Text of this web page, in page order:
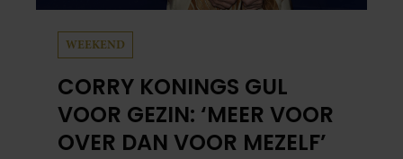
WEEKEND
CORRY KONINGS GUL
VOOR GEZIN: ‘MEER VOOR
OVER DAN VOOR MEZELF’